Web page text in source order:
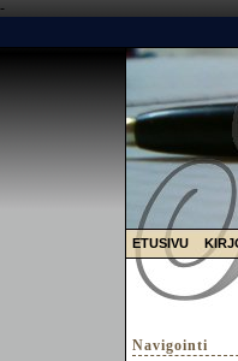
-
ETUSIVU
Navigointi